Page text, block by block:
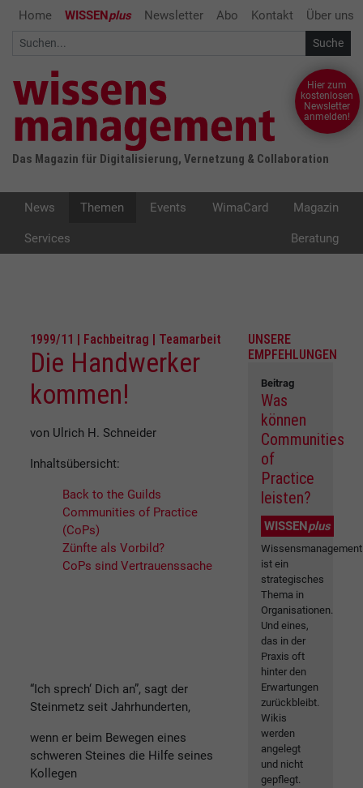
Home WISSENplus Newsletter Abo Kontakt Über uns
Das Magazin für Digitalisierung, Vernetzung & Collaboration
Hier zum
kostenlosen
Newsletter
anmelden!
News Themen Events WimaCard Magazin
Services Beratung
1999/11 | Fachbeitrag | Teamarbeit
Die Handwerker
kommen!
von Ulrich H. Schneider
Inhaltsübersicht:
Back to the Guilds
Communities of Practice
(CoPs)
Zünfte als Vorbild?
CoPs sind Vertrauenssache
“Ich sprech‘ Dich an”, sagt der
Steinmetz seit Jahrhunderten,
wenn er beim Bewegen eines
schweren Steines die Hilfe seines
Kollegen
UNSERE
EMPFEHLUNGEN
Beitrag
Was
können
Communities
of
Practice
leisten?
WISSENplus
Wissensmanagement
ist ein
strategisches
Thema in
Organisationen.
Und eines,
das in der
Praxis oft
hinter den
Erwartungen
zurückbleibt.
Wikis
werden
angelegt
und nicht
gepflegt.